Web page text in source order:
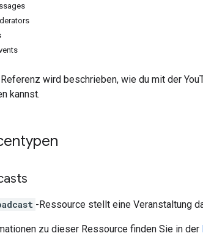
Referenz wird beschrieben, wie du mit der
kannst.
-Ressource stellt eine Veranstaltung
zu dieser Ressource finden Sie in der